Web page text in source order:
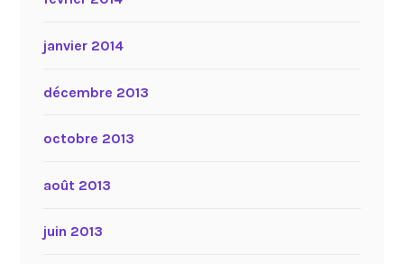
janvier 2014
décembre 2013
octobre 2013
août 2013
juin 2013